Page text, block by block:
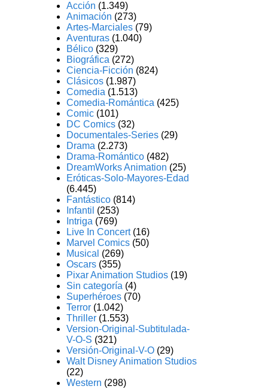
Acción (1.349)
Animación (273)
Artes-Marciales (79)
Aventuras (1.040)
Bélico (329)
Biográfica (272)
Ciencia-Ficción (824)
Clásicos (1.987)
Comedia (1.513)
Comedia-Romántica (425)
Comic (101)
DC Comics (32)
Documentales-Series (29)
Drama (2.273)
Drama-Romántico (482)
DreamWorks Animation (25)
Eróticas-Solo-Mayores-Edad
(6.445)
Fantástico (814)
Infantil (253)
Intriga (769)
Live In Concert(16)
Marvel Comics (50)
Musical (269)
Oscars (355)
Pixar Animation Studios (19)
Sin categoría (4)
Superhéroes (70)
Terror (1.042)
Thriller (1.553)
Version-Original-Subtitulada-
V-O-S (321)
Versión-Original-V-O (29)
Walt Disney Animation Studios
(22)
Western (298)